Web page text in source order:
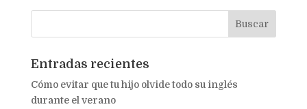
Entradas recientes
Cómo evitar que tu hijo olvide todo su inglés
durante el verano